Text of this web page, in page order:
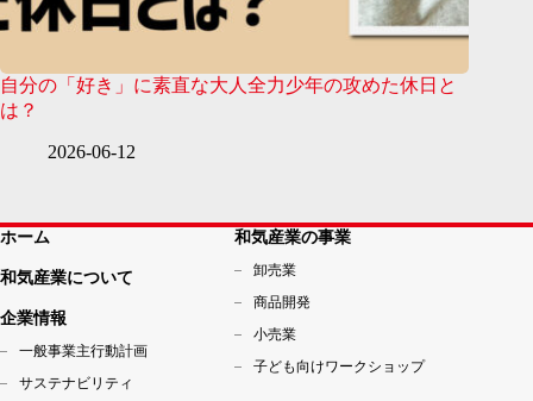
自分の「好き」に素直な大人全力少年の攻めた休日と
は？
2026-06-12
ホーム
和気産業について
企業情報
一般事業主行動計画
サステナビリティ
和気産業の事業
卸売業
商品開発
小売業
子ども向けワークショップ